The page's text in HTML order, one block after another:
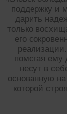
поддержку и
дарить
только
его
помогая ему
несут в
основанную
которой